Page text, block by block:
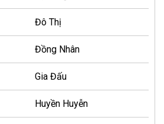
Đô Thị
Đồng Nhân
Gia Đấu
Huyền Huyễn